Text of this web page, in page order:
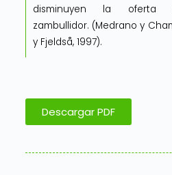
disminuyen la
zambullidor. (Medrano y
y Fjeldså, 1997).
Descargar PDF